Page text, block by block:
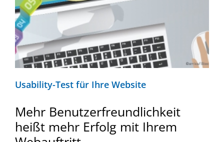
Usability-Test für Ihre Website
Mehr Benutzerfreundlichkeit
heißt mehr Erfolg mit Ihrem